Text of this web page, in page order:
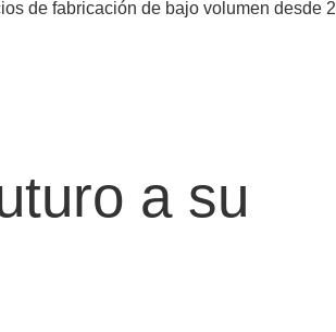
de fabricación de bajo volumen desde
a su